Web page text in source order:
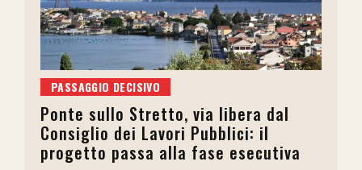
PASSAGGIO DECISIVO
Ponte sullo Stretto, via libera dal
Consiglio dei Lavori Pubblici: il
progetto passa alla fase esecutiva